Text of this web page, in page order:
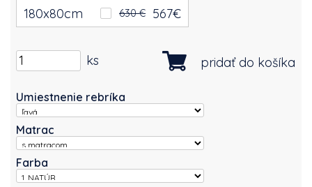
180x80cm
630 € 567€
ks pridať do košíka
Umiestnenie rebríka
Matrac
Farba